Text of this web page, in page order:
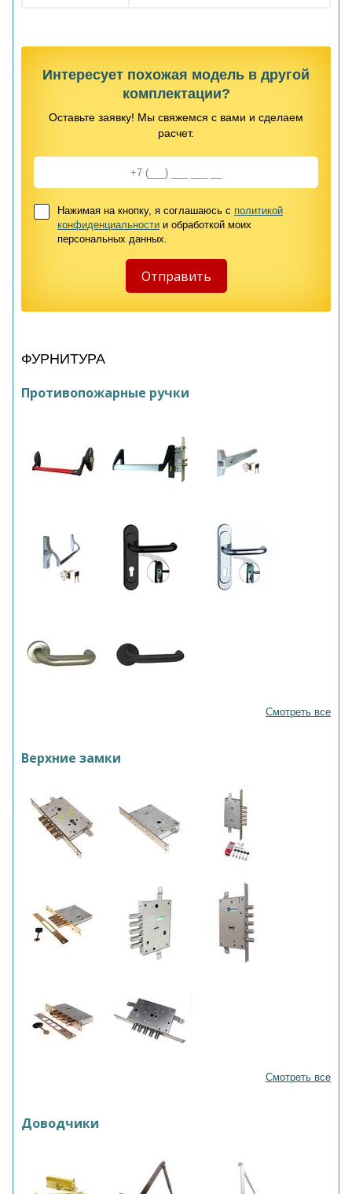
Интересует похожая модель в другой
комплектации?
Оставьте заявку! Мы свяжемся с вами и сделаем
расчет.
Нажимая на кнопку, я соглашаюсь с политикой
конфиденциальности и обработкой моих
персональных данных.
ФУРНИТУРА
Противопожарные ручки
Смотреть все
Верхние замки
Смотреть все
Доводчики